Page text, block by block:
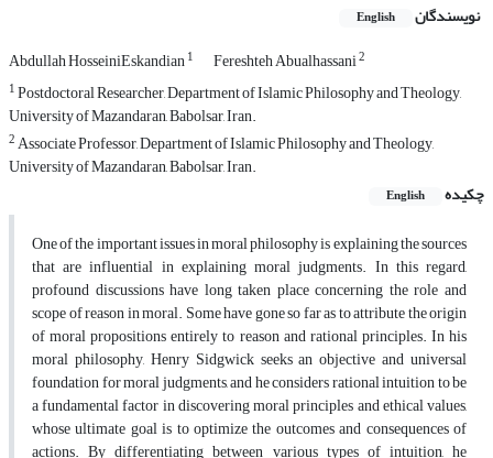
نویسندگان English
Abdullah HosseiniEskandian1 Fereshteh Abualhassani2
1Postdoctoral Researcher, Department of Islamic Philosophy and Theology,
University of Mazandaran, Babolsar, Iran.
2Associate Professor, Department of Islamic Philosophy and Theology,
University of Mazandaran, Babolsar, Iran.
چکیده
English
One of the important issues in moral philosophy is explaining the sources
that are influential in explaining moral judgments. In this regard,
profound discussions have long taken place concerning the role and
scope of reason in moral. Some have gone so far as to attribute the origin
of moral propositions entirely to reason and rational principles. In his
moral philosophy, Henry Sidgwick seeks an objective and universal
foundation for moral judgments, and he considers rational intuition to be
a fundamental factor in discovering moral principles and ethical values,
whose ultimate goal is to optimize the outcomes and consequences of